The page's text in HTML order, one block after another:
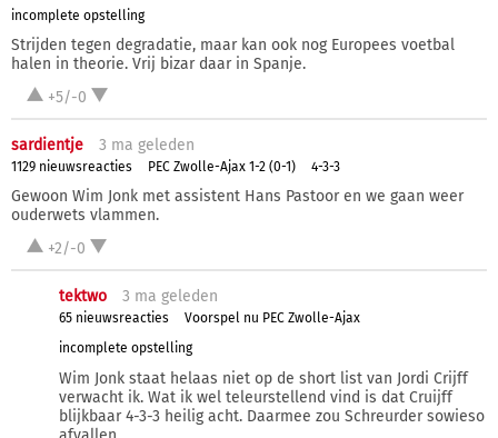
incomplete opstelling
Strijden tegen degradatie, maar kan ook nog Europees voetbal
halen in theorie. Vrij bizar daar in Spanje.
+5/-0
sardientje 3 ma geleden
1129 nieuwsreacties PEC Zwolle-Ajax 1-2 (0-1) 4-3-3
Gewoon Wim Jonk met assistent Hans Pastoor en we gaan weer
ouderwets vlammen.
+2/-0
tektwo 3 ma geleden
65 nieuwsreacties
Voorspel nu PEC Zwolle-Ajax
incomplete opstelling
Wim Jonk staat helaas niet op de short list van Jordi Crijff
verwacht ik. Wat ik wel teleurstellend vind is dat Cruijff
blijkbaar 4-3-3 heilig acht. Daarmee zou Schreurder sowieso